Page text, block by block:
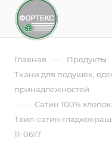
Главная — Продукты
Ткани для подушек,
принадлежностей
— Сатин 100% хлопок
Твил-сатин
11-0617